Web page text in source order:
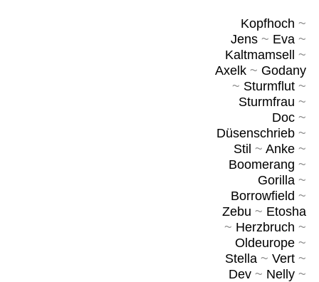
Kopfhoch ~
Jens~ Eva~
Kaltmamsell
~
Axelk~ Godany
~ Sturmflut~
Sturmfrau ~
Doc~
Düsenschrieb~
Stil ~ Anke~
Boomerang ~
Gorilla~
Borrowfield ~
Zebu ~ Etosha
~ Herzbruch ~
Oldeurope~
Stella~ Vert~
Dev~ Nelly~